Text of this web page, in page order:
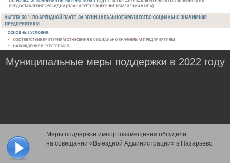
Меры поддержки импортозамещения обсудили
на совещании «Выездной Администрации» в Назарьево
Муниципальные меры поддержки в 2022 году